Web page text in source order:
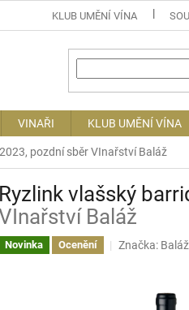
KLUB UMĚNÍ VÍNA
VINAŘI KLUB UMĚNÍ VÍNA
pozdní sběrVInařství Baláž
Ryzlink vlašský
Baláž
Novinka Ocenění Značka: Baláž